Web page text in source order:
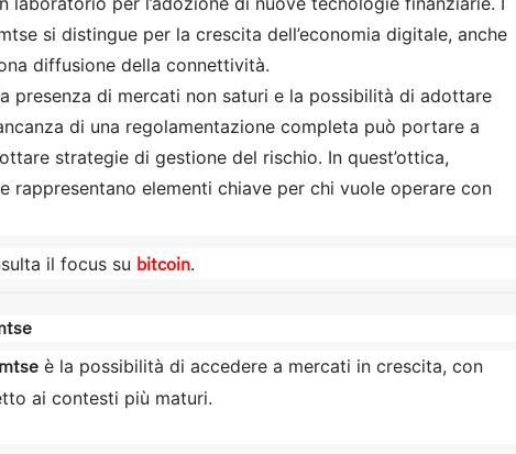
si distingue per la crescita dell’economia digitale, anche
diffusione della connettività.
presenza di mercati non saturi e la possibilità di adottare
di una regolamentazione completa può portare a
strategie di gestione del rischio. In quest’ottica,
rappresentano elementi chiave per chi vuole operare con
il focus su bitcoin.
è la possibilità di accedere a mercati in crescita, con
ai contesti più maturi.